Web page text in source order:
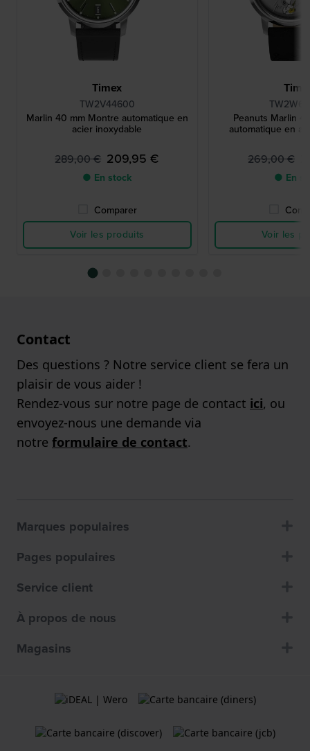
Timex
TW2V44600
Marlin 40 mm Montre automatique en
acier inoxydable
289,00 € 209,95 €
● En stock
Comparer
Voir les produits
Peanuts Marlin
automatique en
269,00 €
● En
Voir les
Contact
Des questions ? Notre service client se fera un
plaisir de vous aider !
Rendez-vous sur notre page de contact ici, ou
envoyez-nous une demande via
notre formulaire de contact.
Marques populaires
Pages populaires
Service client
À propos de nous
Magasins